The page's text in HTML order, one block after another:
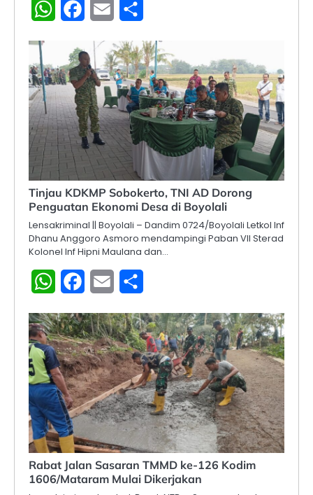
WhatsAppFacebook
Email
Tinjau KDKMP Sobokerto, TNI AD Dorong
Penguatan Ekonomi Desa di Boyolali
Lensakriminal || Boyolali – Dandim 0724/Boyolali Letkol Inf
Dhanu Anggoro Asmoro mendampingi Paban VII Sterad
Kolonel Inf Hipni Maulana dan…
WhatsAppFacebook
Email
Rabat Jalan Sasaran TMMD ke-126 Kodim
1606/Mataram Mulai Dikerjakan